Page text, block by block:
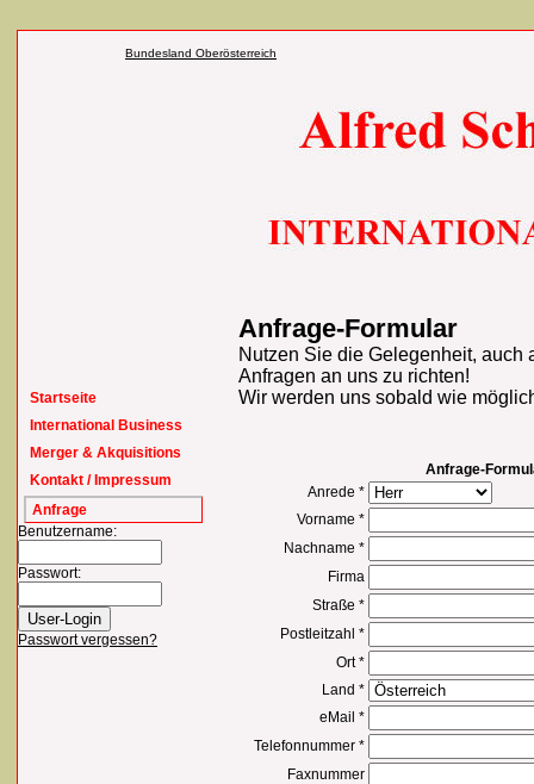
Bundesland Oberösterreich
Startseite
International Business
Merger & Akquisitions
Kontakt / Impressum
Anfrage
Benutzername:
Passwort:
Passwort vergessen?
Anfrage-Formular
Nutzen Sie die Gelegenheit, auch
Anfragen an uns zu richten!
Wir werden uns sobald wie
Anfrage-
Anrede *
Vorname *
Nachname *
Firma
Straße *
Postleitzahl *
Ort *
Land *
eMail *
Telefonnummer *
Faxnummer